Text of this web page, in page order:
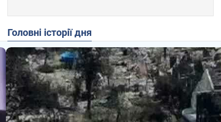
Головні історії дня